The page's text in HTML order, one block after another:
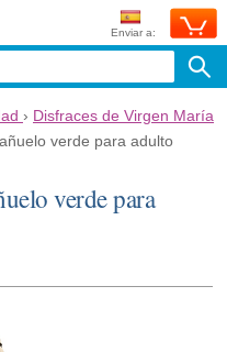
Enviar a:
› Disfraces de Virgen María
verde para adulto
verde para